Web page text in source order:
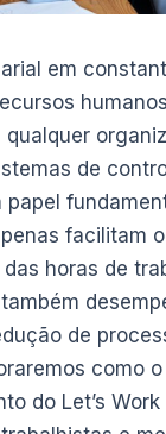
em
de
facilitam o
horas de
de
como
do Let’s